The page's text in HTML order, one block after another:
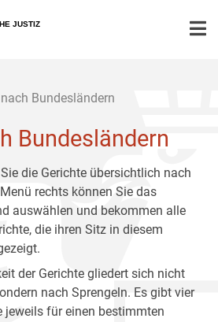
JUSTIZ
Bundesländern
Bundesländern
die Gerichte übersichtlich nach
rechts können Sie das
auswählen und bekommen alle
die ihren Sitz in diesem
der Gerichte gliedert sich nicht
nach Sprengeln. Es gibt vier
jeweils für einen bestimmten